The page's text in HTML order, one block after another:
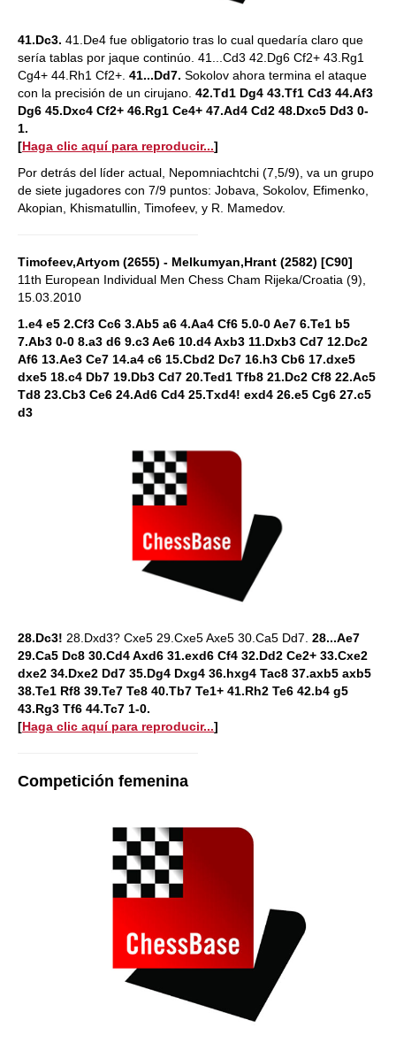
41.Dc3. 41.De4 fue obligatorio tras lo cual quedaría claro que
sería tablas por jaque continúo. 41...Cd3 42.Dg6 Cf2+ 43.Rg1
Cg4+ 44.Rh1 Cf2+. 41...Dd7. Sokolov ahora termina el ataque
con la precisión de un cirujano. 42.Td1 Dg4 43.Tf1 Cd3 44.Af3
Dg6 45.Dxc4 Cf2+ 46.Rg1 Ce4+ 47.Ad4 Cd2 48.Dxc5 Dd3 0-
1.
[Haga clic aquí para reproducir...]
Por detrás del líder actual, Nepomniachtchi (7,5/9), va un grupo
de siete jugadores con 7/9 puntos: Jobava, Sokolov, Efimenko,
Akopian, Khismatullin, Timofeev, y R. Mamedov.
Timofeev,Artyom (2655) - Melkumyan,Hrant (2582) [C90]
11th European Individual Men Chess Cham Rijeka/Croatia (9),
15.03.2010
1.e4 e5 2.Cf3 Cc6 3.Ab5 a6 4.Aa4 Cf6 5.0-0 Ae7 6.Te1 b5
7.Ab3 0-0 8.a3 d6 9.c3 Ae6 10.d4 Axb3 11.Dxb3 Cd7 12.Dc2
Af6 13.Ae3 Ce7 14.a4 c6 15.Cbd2 Dc7 16.h3 Cb6 17.dxe5
dxe5 18.c4 Db7 19.Db3 Cd7 20.Ted1 Tfb8 21.Dc2 Cf8 22.Ac5
Td8 23.Cb3 Ce6 24.Ad6 Cd4 25.Txd4! exd4 26.e5 Cg6 27.c5
d3
28.Dc3! 28.Dxd3? Cxe5 29.Cxe5 Axe5 30.Ca5 Dd7. 28...Ae7
29.Ca5 Dc8 30.Cd4 Axd6 31.exd6 Cf4 32.Dd2 Ce2+ 33.Cxe2
dxe2 34.Dxe2 Dd7 35.Dg4 Dxg4 36.hxg4 Tac8 37.axb5 axb5
38.Te1 Rf8 39.Te7 Te8 40.Tb7 Te1+ 41.Rh2 Te6 42.b4 g5
43.Rg3 Tf6 44.Tc7 1-0.
[Haga clic aquí para reproducir...]
Competición femenina